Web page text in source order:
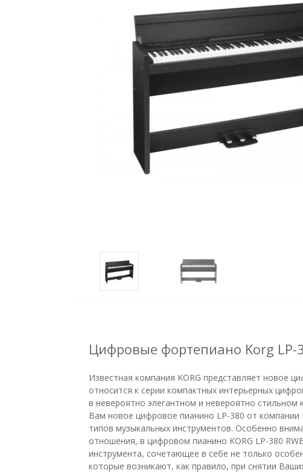
Цифровые фортепиано Korg LP-
Известная компания KORG представляет новое
относится к серии компактных интерьерных
в невероятно элегантном и невероятно стильном
Вам новое цифровое пианино LP-380 от компании
типов музыкальных инструментов. Особенно
отношения, в цифровом пианино KORG LP-380
инструмента, сочетающее в себе не только
которые возникают, как правило, при снятии